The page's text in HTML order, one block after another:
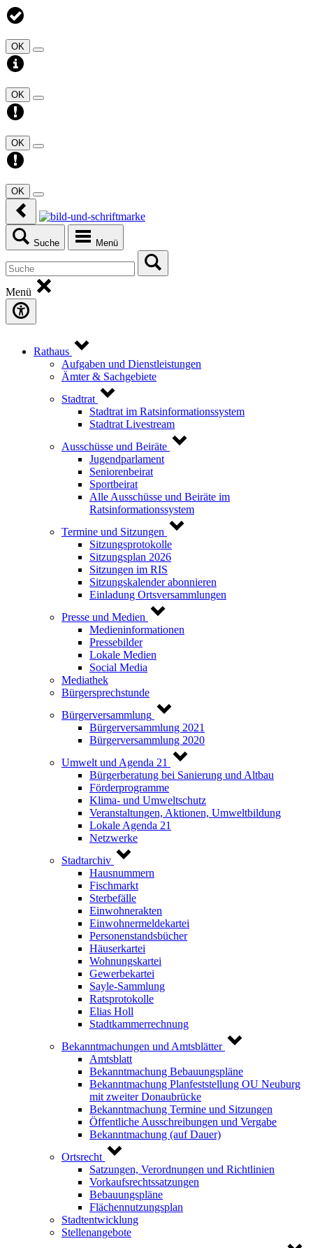
OK
OK
OK
OK
Suche Menü
Menü
Rathaus
Aufgaben und Dienstleistungen
Ämter & Sachgebiete
Stadtrat
Stadtrat im Ratsinformationssystem
Stadtrat Livestream
Ausschüsse und Beiräte
Jugendparlament
Seniorenbeirat
Sportbeirat
Alle Ausschüsse und Beiräte im
Ratsinformationssystem
Termine und Sitzungen
Sitzungsprotokolle
Sitzungsplan 2026
Sitzungen im RIS
Sitzungskalender abonnieren
Einladung Ortsversammlungen
Presse und Medien
Medieninformationen
Pressebilder
Lokale Medien
Social Media
Mediathek
Bürgersprechstunde
Bürgerversammlung
Bürgerversammlung 2021
Bürgerversammlung 2020
Umwelt und Agenda 21
Bürgerberatung bei Sanierung und Altbau
Förderprogramme
Klima- und Umweltschutz
Veranstaltungen, Aktionen, Umweltbildung
Lokale Agenda 21
Netzwerke
Stadtarchiv
Hausnummern
Fischmarkt
Sterbefälle
Einwohnerakten
Einwohnermeldekartei
Personenstandsbücher
Häuserkartei
Wohnungskartei
Gewerbekartei
Sayle-Sammlung
Ratsprotokolle
Elias Holl
Stadtkammerrechnung
Bekanntmachungen und Amtsblätter
Amtsblatt
Bekanntmachung Bebauungspläne
Bekanntmachung Planfeststellung OU Neuburg
mit zweiter Donaubrücke
Bekanntmachung Termine und Sitzungen
Öffentliche Ausschreibungen und Vergabe
Bekanntmachung (auf Dauer)
Ortsrecht
Satzungen, Verordnungen und Richtlinien
Vorkaufsrechtssatzungen
Bebauungspläne
Flächennutzungsplan
Stadtentwicklung
Stellenangebote